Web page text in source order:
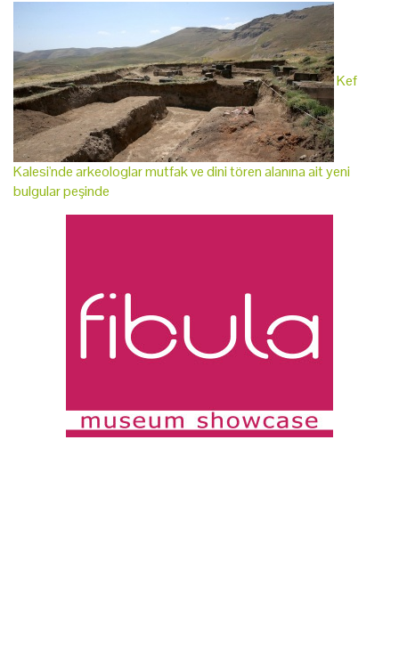
Kef
Kalesi'nde arkeologlar mutfak ve dini tören alanına ait yeni
bulgular peşinde